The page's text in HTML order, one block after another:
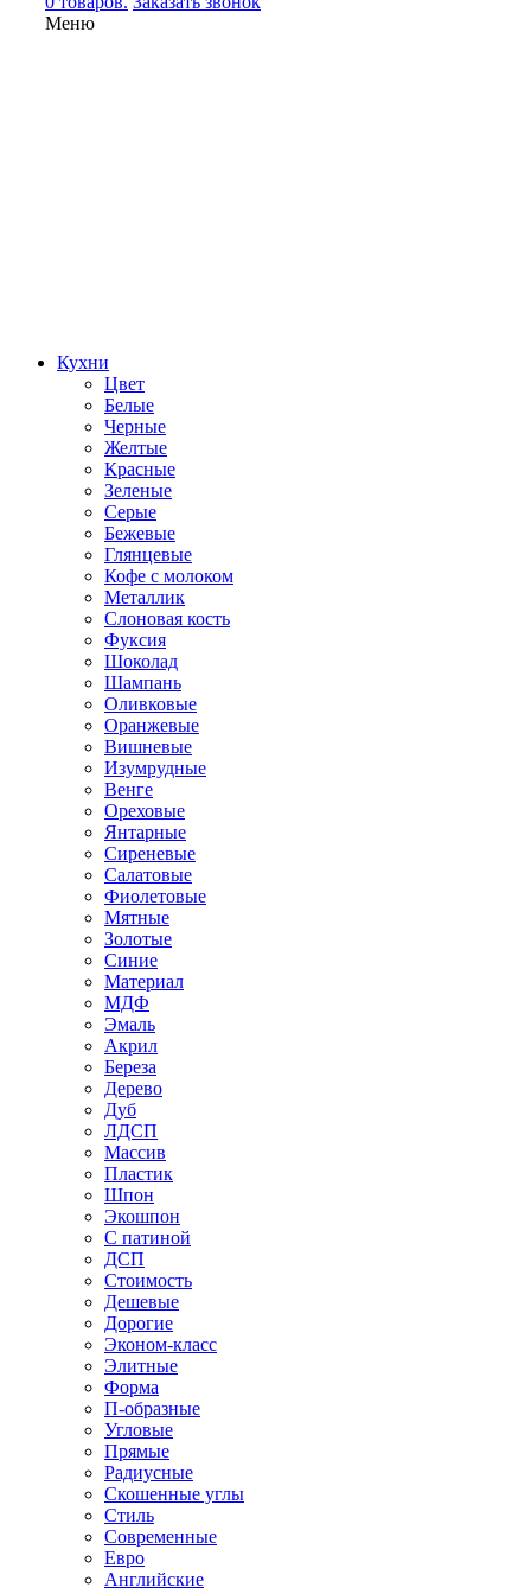
Меню
Кухни
Цвет
Белые
Черные
Желтые
Красные
Зеленые
Серые
Бежевые
Глянцевые
Кофе с молоком
Металлик
Слоновая кость
Фуксия
Шоколад
Шампань
Оливковые
Оранжевые
Вишневые
Изумрудные
Венге
Ореховые
Янтарные
Сиреневые
Салатовые
Фиолетовые
Мятные
Золотые
Синие
Материал
МДФ
Эмаль
Акрил
Береза
Дерево
Дуб
ЛДСП
Массив
Пластик
Шпон
Экошпон
С патиной
ДСП
Стоимость
Дешевые
Дорогие
Эконом-класс
Элитные
Форма
П-образные
Угловые
Прямые
Радиусные
Скошенные углы
Стиль
Современные
Евро
Английские